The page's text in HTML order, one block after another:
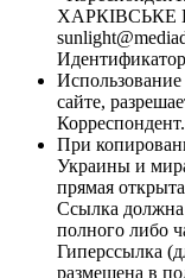
ХАРКІВСЬКЕ
сайте,
При
Украины и
прямая
Ссылка должна
полного либо
Гиперссылка
размещена в